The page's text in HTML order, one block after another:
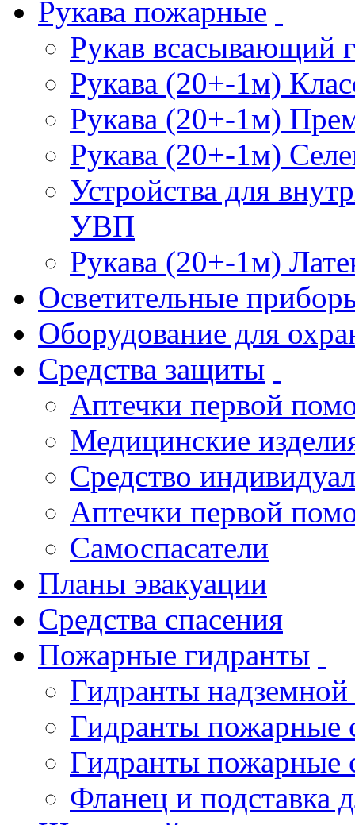
Рукава пожарные
Рукав всасывающий
Рукава (20+-1м)
Рукава (20+-1м)
Рукава (20+-1м)
Устройства для
УВП
Рукава (20+-1м)
Осветительные
Оборудование для
Средства защиты
Аптечки первой
Медицинские
Средство
Аптечки первой
Самоспасатели
Планы эвакуации
Средства спасения
Пожарные гидранты
Гидранты
Гидранты пожарные
Гидранты пожарные
Фланец и подставка